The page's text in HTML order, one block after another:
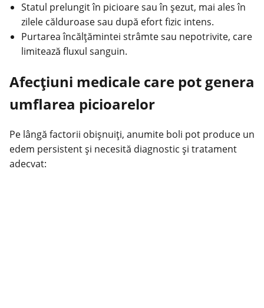
Statul prelungit în picioare sau în șezut, mai ales în
zilele călduroase sau după efort fizic intens.
Purtarea încălțămintei strâmte sau nepotrivite, care
limitează fluxul sanguin.
Afecţiuni medicale care pot genera
umflarea picioarelor
Pe lângă factorii obișnuiţi, anumite boli pot produce un
edem persistent și necesită diagnostic și tratament
adecvat: